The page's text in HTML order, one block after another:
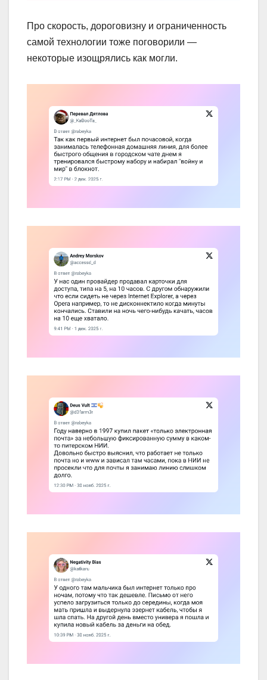
Про скорость, дороговизну и ограниченность
самой технологии тоже поговорили —
некоторые изощрялись как могли.